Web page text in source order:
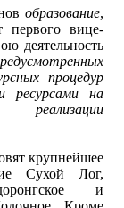
образование,
первого вице-
деятельность
процедур
ресурсами на
крупнейшее
Сухой Лог,
и